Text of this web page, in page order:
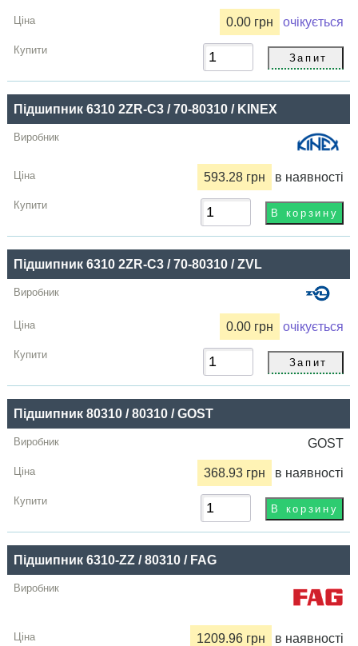
0.00 грн очікується
Підшипник 6310 2ZR-C3 / 70-80310 / KINEX
593.28 грн в наявності
Підшипник 6310 2ZR-C3 / 70-80310 / ZVL
0.00 грн очікується
Підшипник 80310 / 80310 / GOST
GOST
368.93 грн в наявності
Підшипник 6310-ZZ / 80310 / FAG
1209.96 грн в наявності